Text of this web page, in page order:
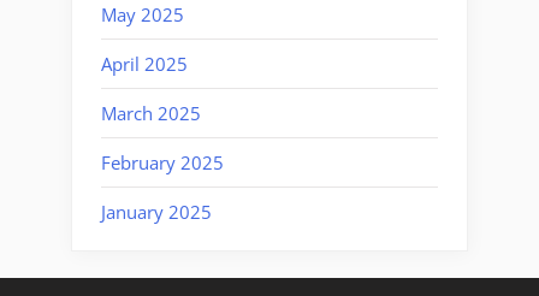
May 2025
April 2025
March 2025
February 2025
January 2025